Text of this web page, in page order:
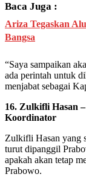
Baca Juga :
Ariza Tegaskan
Bangsa
“Saya sampaikan
ada perintah untuk
menjabat sebagai
16. Zulkifli Hasan
Koordinator
Zulkifli Hasan yang
turut dipanggil
apakah akan tetap
Prabowo.